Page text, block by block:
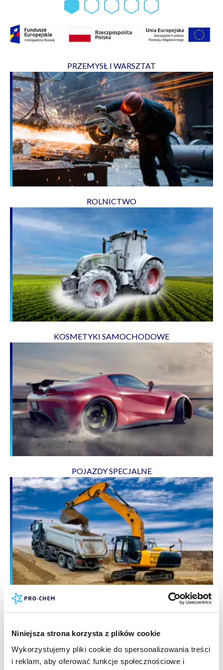
Niniejsza strona korzysta z plików cookie
Wykorzystujemy pliki cookie do spersonalizowania treści
i reklam, aby oferować funkcje społecznościowe i
PRZEMYSŁ I WARSZTAT
ROLNICTWO
KOSMETYKI SAMOCHODOWE
POJAZDY SPECJALNE